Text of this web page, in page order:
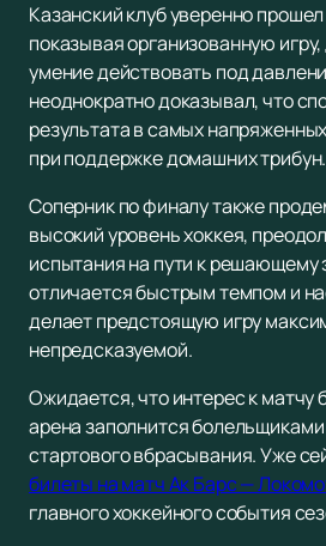
Казанский клуб уверенно
показывая организованную
умение действовать под
неоднократно доказывал, что
результата в самых
при поддержке домашних трибун.
Соперник по финалу также
высокий уровень хоккея,
испытания на пути к решающему
отличается быстрым темпом и
делает предстоящую игру
непредсказуемой.
Ожидается, что интерес к матчу
арена заполнится
стартового вбрасывания. Уже
билеты на матч Ак Барс —
главного хоккейного события